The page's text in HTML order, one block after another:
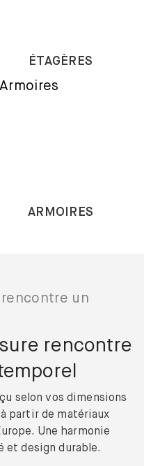
ÉTAGÈRES
ARMOIRES
rencontre
selon vos dimensions
partir de matériaux
Une harmonie
et design durable.